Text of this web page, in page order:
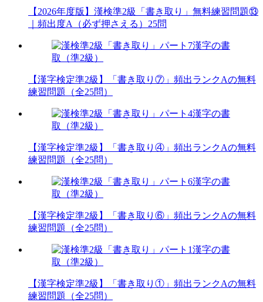
【2026年度版】漢検準2級「書き取り」無料練習問題⑬
｜頻出度A（必ず押さえる）25問
漢字の書
取（準2級）
【漢字検定準2級】「書き取り⑦」頻出ランクAの無料
練習問題（全25問）
漢字の書
取（準2級）
【漢字検定準2級】「書き取り④」頻出ランクAの無料
練習問題（全25問）
漢字の書
取（準2級）
【漢字検定準2級】「書き取り⑥」頻出ランクAの無料
練習問題（全25問）
漢字の書
取（準2級）
【漢字検定準2級】「書き取り①」頻出ランクAの無料
練習問題（全25問）